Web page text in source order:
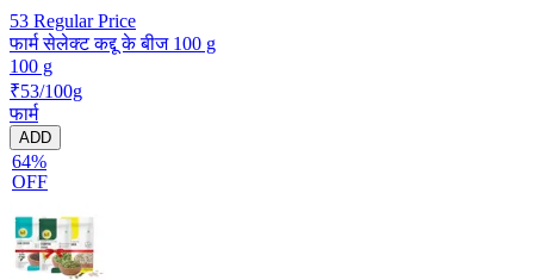
53 Regular Price
फार्म सेलेक्ट कद्दू के बीज 100 g
100 g
₹53/100g
फार्म
ADD
64%
OFF